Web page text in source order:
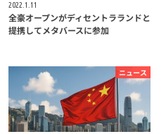
2022.1.11
全豪オープンがディセントラランドと
提携してメタバースに参加
ニュース